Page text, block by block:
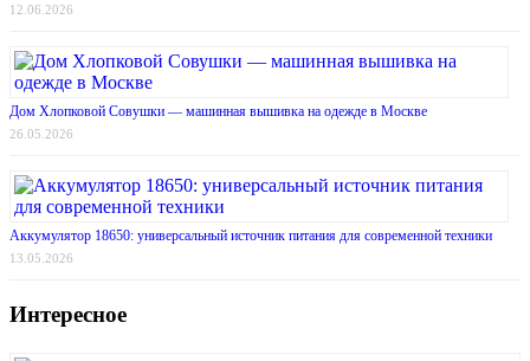
12.06.2026
Дом Хлопковой Совушки — машинная вышивка на одежде в Москве
26.05.2026
Аккумулятор 18650: универсальный источник питания для современной техники
13.05.2026
Интересное